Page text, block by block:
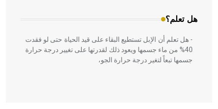
هل تعلم؟
- هل تعلم أن الإبل تستطيع البقاء على قيد الحياة حتى لو فقدت
40% من ماء جسمها ويعود ذلك لقدرتها على تغيير درجة حرارة
جسمها تبعاً لتغير درجة حرارة الجو،